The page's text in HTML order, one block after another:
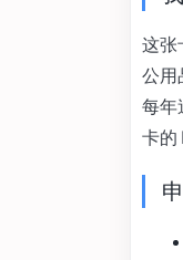
这张
公用
每年
卡的